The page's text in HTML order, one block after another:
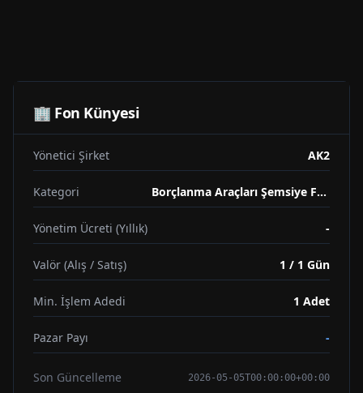
🏢 Fon Künyesi
Yönetici Şirket AK2
Kategori Borçlanma Araçları Şemsiye Fonu
Yönetim Ücreti (Yıllık) -
Valör (Alış / Satış) 1 / 1 Gün
Min. İşlem Adedi 1 Adet
Pazar Payı -
Son Güncelleme 2026-05-05T00:00:00+00:00